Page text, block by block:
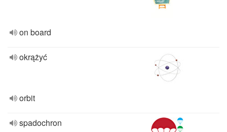
on board
okrążyć
orbit
spadochron